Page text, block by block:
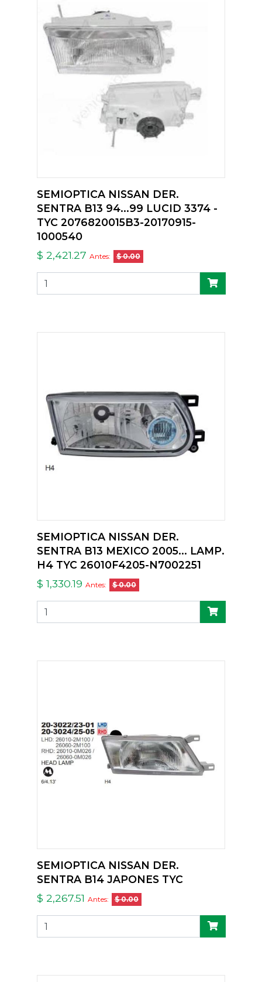
SEMIOPTICA NISSAN DER.
SENTRA B13 94...99 LUCID 3374 -
TYC 2076820015B3-20170915-
1000540
$ 2,421.27 Antes: $ 0.00
SEMIOPTICA NISSAN DER.
SENTRA B13 MEXICO 2005... LAMP.
H4 TYC 26010F4205-N7002251
$ 1,330.19 Antes: $ 0.00
SEMIOPTICA NISSAN DER.
SENTRA B14 JAPONES TYC
$ 2,267.51 Antes: $ 0.00